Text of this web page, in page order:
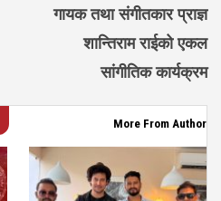
गायक तथा संगीतकार प्राज्ञ
शान्तिराम राईको एकल
सांगीतिक कार्यक्रम
More From Author